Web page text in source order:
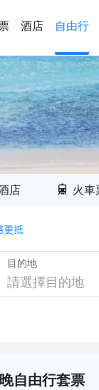
酒店 自由行
店 火車
目的地
自由行套票